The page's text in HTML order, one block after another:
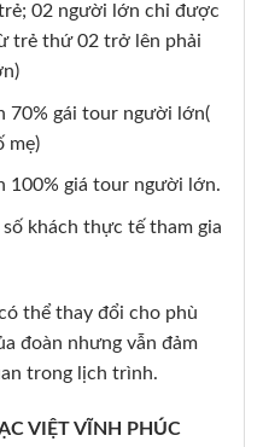
02 người lớn chỉ được
trẻ thứ 02 trở lên phải
70% gái tour người lớn(
mẹ)
100% giá tour người lớn.
khách thực tế tham gia
thể thay đổi cho phù
đoàn nhưng vẫn đảm
trong lịch trình.
VIỆT VĨNH PHÚC